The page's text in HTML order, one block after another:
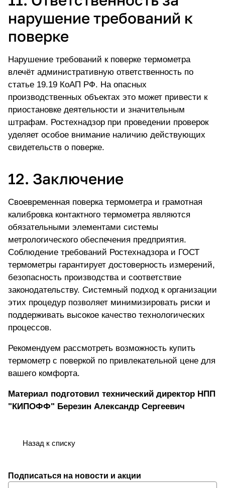
нарушение требований к
поверке
Нарушение требований к поверке термометра
влечёт административную ответственность по
статье 19.19 КоАП РФ. На опасных
производственных объектах это может привести к
приостановке деятельности и значительным
штрафам. Ростехнадзор при проведении проверок
уделяет особое внимание наличию действующих
свидетельств о поверке.
12. Заключение
Своевременная поверка термометра и грамотная
калибровка контактного термометра являются
обязательными элементами системы
метрологического обеспечения предприятия.
Соблюдение требований Ростехнадзора и ГОСТ
термометры гарантирует достоверность измерений,
безопасность производства и соответствие
законодательству. Системный подход к организации
этих процедур позволяет минимизировать риски и
поддерживать высокое качество технологических
процессов.
Рекомендуем рассмотреть возможность купить
термометр с поверкой по привлекательной цене для
вашего комфорта.
Материал подготовил технический директор НПП
"КИПОФФ" Березин Александр Сергеевич
Назад к списку
Подписаться на новости и акции